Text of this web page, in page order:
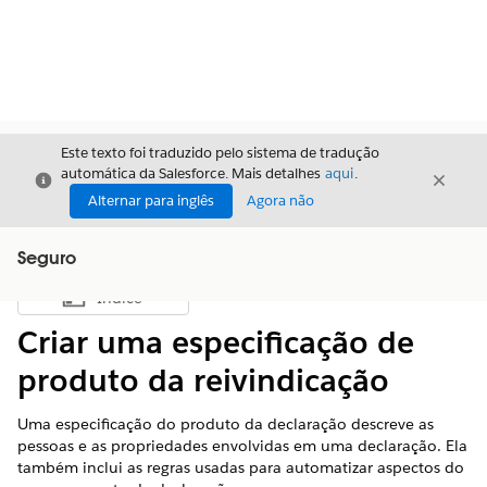
Fechar
Este texto foi traduzido pelo sistema de tradução
automática da Salesforce. Mais detalhes aqui.
Alternar para inglês
Agora não
Fechar
Seguro
Mostrar índice
Índice
Criar uma especificação de
produto da reivindicação
Uma especificação do produto da declaração descreve as
pessoas e as propriedades envolvidas em uma declaração. Ela
também inclui as regras usadas para automatizar aspectos do